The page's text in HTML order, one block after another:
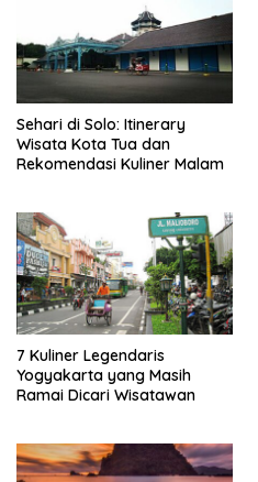
Sehari di Solo: Itinerary
Wisata Kota Tua dan
Rekomendasi Kuliner Malam
7 Kuliner Legendaris
Yogyakarta yang Masih
Ramai Dicari Wisatawan